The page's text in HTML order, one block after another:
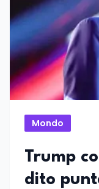
Mondo
Trump
dito